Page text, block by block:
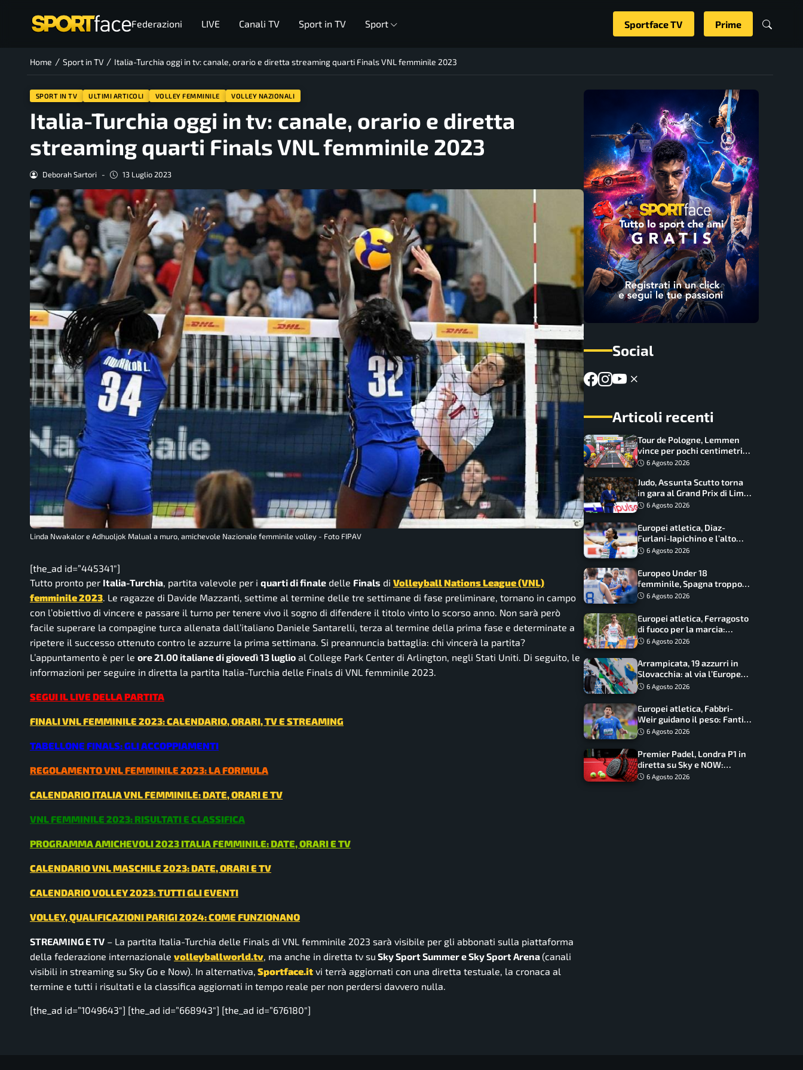
Federazioni LIVE Canali TV Sport in TV Sport Sportface TV Prime
Home / Sport in TV / Italia-Turchia oggi in tv: canale, orario e diretta streaming quarti Finals VNL femminile 2023
SPORT IN TV ULTIMI ARTICOLI VOLLEY FEMMINILE VOLLEY NAZIONALI
Italia-Turchia oggi in tv: canale, orario e diretta
streaming quarti Finals VNL femminile 2023
Deborah Sartori - 13 Luglio 2023
Linda Nwakalor e Adhuoljok Malual a muro, amichevole Nazionale femminile volley - Foto FIPAV
[the_ad id=”445341″]
Tutto pronto per Italia-Turchia, partita valevole per i quarti di finale delle Finals di Volleyball Nations League (VNL)
femminile 2023. Le ragazze di Davide Mazzanti, settime al termine delle tre settimane di fase preliminare, tornano in campo
con l’obiettivo di vincere e passare il turno per tenere vivo il sogno di difendere il titolo vinto lo scorso anno. Non sarà però
facile superare la compagine turca allenata dall’italiano Daniele Santarelli, terza al termine della prima fase e determinate a
ripetere il successo ottenuto contro le azzurre la prima settimana. Si preannuncia battaglia: chi vincerà la partita?
L’appuntamento è per le ore 21.00 italiane di giovedì 13 luglio al College Park Center di Arlington, negli Stati Uniti. Di seguito, le
informazioni per seguire in diretta la partita Italia-Turchia delle Finals di VNL femminile 2023.
SEGUI IL LIVE DELLA PARTITA
FINALI VNL FEMMINILE 2023: CALENDARIO, ORARI, TV E STREAMING
TABELLONE FINALS: GLI ACCOPPIAMENTI
REGOLAMENTO VNL FEMMINILE 2023: LA FORMULA
CALENDARIO ITALIA VNL FEMMINILE: DATE, ORARI E TV
VNL FEMMINILE 2023: RISULTATI E CLASSIFICA
PROGRAMMA AMICHEVOLI 2023 ITALIA FEMMINILE: DATE, ORARI E TV
CALENDARIO VNL MASCHILE 2023: DATE, ORARI E TV
CALENDARIO VOLLEY 2023: TUTTI GLI EVENTI
VOLLEY, QUALIFICAZIONI PARIGI 2024: COME FUNZIONANO
STREAMING E TV – La partita Italia-Turchia delle Finals di VNL femminile 2023 sarà visibile per gli abbonati sulla piattaforma
della federazione internazionale volleyballworld.tv, ma anche in diretta tv su Sky Sport Summer e Sky Sport Arena(canali
visibili in streaming su Sky Go e Now). In alternativa, Sportface.it vi terrà aggiornati con una diretta testuale, la cronaca al
termine e tutti i risultati e la classifica aggiornati in tempo reale per non perdersi davvero nulla.
[the_ad id=”1049643″] [the_ad id=”668943″] [the_ad id=”676180″]
Social
Articoli recenti
Tour de Pologne, Lemmen
vince per pochi centimetri
su Scaroni: maxi-caduta e
6 Agosto 2026
Judo, Assunta Scutto torna
in gara al Grand Prix di Lima:
17 azzurri convocati
6 Agosto 2026
Europei atletica, Diaz-
Furlani-Iapichino e l’alto
azzurro: l’Italia sogna nei
6 Agosto 2026
Europeo Under 18
femminile, Spagna troppo
forte: Italia battuta 95-41,
6 Agosto 2026
Europei atletica, Ferragosto
di fuoco per la marcia:
Palmisano, Stano e
6 Agosto 2026
Arrampicata, 19 azzurri in
Slovacchia: al via l’Europe
Series Lead, tappa decisiva
6 Agosto 2026
Europei atletica, Fabbri-
Weir guidano il peso: Fantini
difende il titolo nel martello
6 Agosto 2026
Premier Padel, Londra P1 in
diretta su Sky e NOW:
programma, orari e
6 Agosto 2026